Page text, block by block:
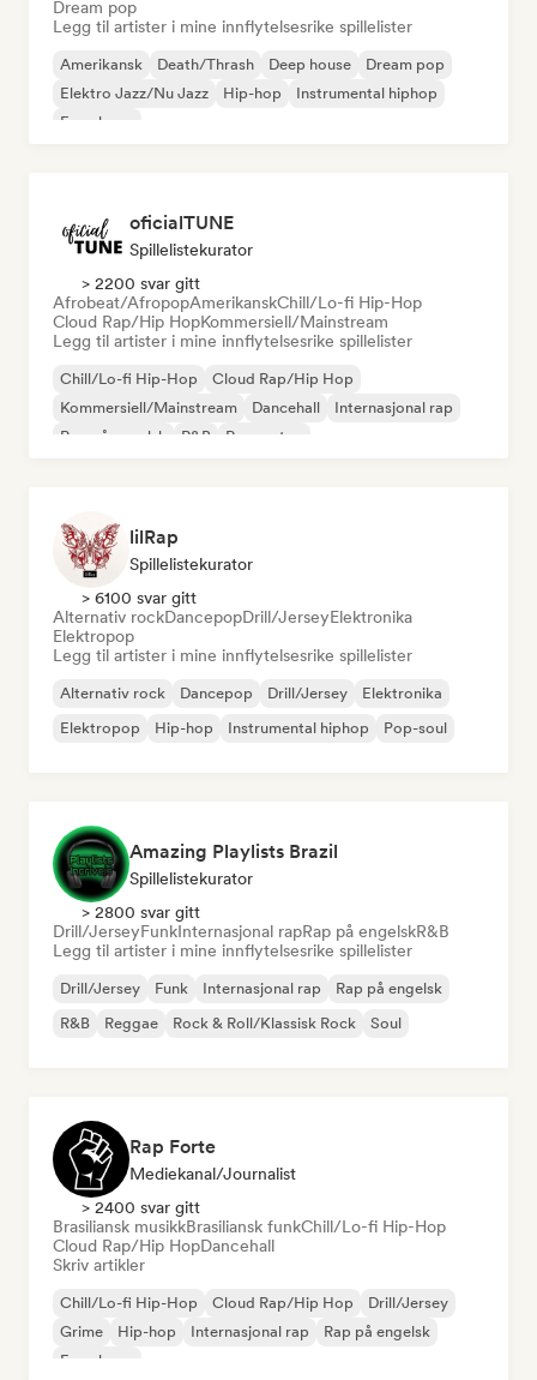
Dream pop
Legg til artister i mine innflytelsesrike spillelister
Amerikansk Death/Thrash Deep house
Dream pop
Elektro Jazz/Nu Jazz
Hip-hop
Instrumental hiphop
Fransk rap
oficialTUNE
Spillelistekurator
> 2200 svar gitt
Afrobeat/AfropopAmerikanskChill/Lo-fi Hip-Hop
Cloud Rap/Hip HopKommersiell/Mainstream
Legg til artister i mine innflytelsesrike spillelister
Chill/Lo-fi Hip-Hop
Cloud Rap/Hip Hop
Kommersiell/Mainstream
Dancehall
Internasjonal rap
Rap på engelsk
R&B Reggaeton
lilRap
Spillelistekurator
> 6100 svar gitt
Alternativ rockDancepopDrill/JerseyElektronika
Elektropop
Legg til artister i mine innflytelsesrike spillelister
Alternativ rock Dancepop Drill/Jersey
Elektronika
Elektropop
Hip-hop Instrumental hiphop Pop-soul
Amazing Playlists Brazil
Spillelistekurator
> 2800 svar gitt
Drill/JerseyFunkInternasjonal rapRap på engelskR&B
Legg til artister i mine innflytelsesrike spillelister
Drill/Jersey Funk Internasjonal rap
Rap på engelsk
R&B
Reggae Rock & Roll/Klassisk Rock Soul
Rap Forte
Mediekanal/journalist
> 2400 svar gitt
Brasiliansk musikkBrasiliansk funkChill/Lo-fi Hip-Hop
Cloud Rap/Hip HopDancehall
Skriv artikler
Chill/Lo-fi Hip-Hop Cloud Rap/Hip Hop
Drill/Jersey
Grime
Hip-hop Internasjonal rap
Rap på engelsk
Fransk rap